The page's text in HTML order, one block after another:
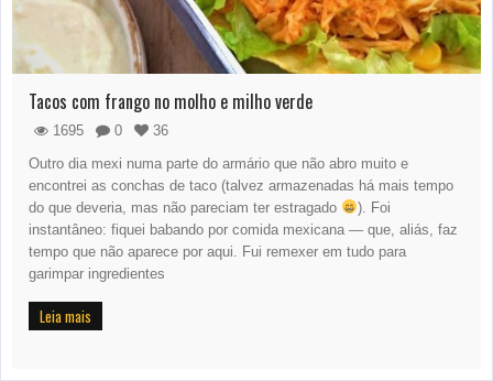
Tacos com frango no molho e milho verde
1695 0
36
Outro dia mexi numa parte do armário que não abro muito e
encontrei as conchas de taco (talvez armazenadas há mais tempo
do que deveria, mas não pareciam ter estragado
). Foi
instantâneo: fiquei babando por comida mexicana — que, aliás, faz
tempo que não aparece por aqui. Fui remexer em tudo para
garimpar ingredientes
Leia mais